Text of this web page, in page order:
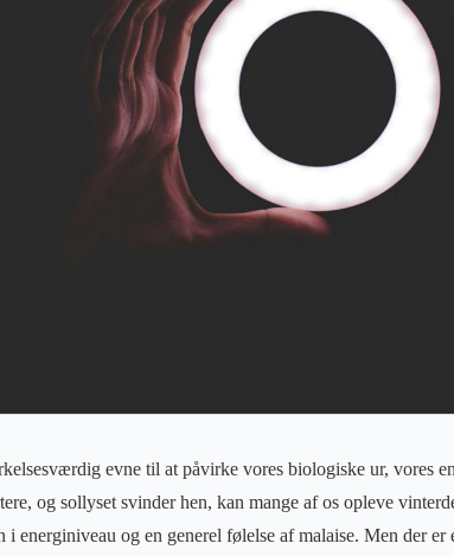
evne til at påvirke vores biologiske ur, vores
og sollyset svinder hen, kan mange af os opleve
i energiniveau og en generel følelse af malaise. Men der